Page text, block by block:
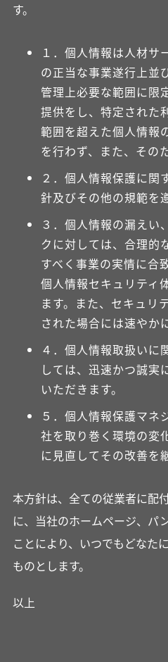
す。
１．個人情報は人材サ
の正当な事業遂行上並
管理上必要な範囲に限
提供をし、特定された
範囲を超えた個人情報
を行わず、また、その
２．個人情報保護に関
針及びその他の規範を
３．個人情報の漏えい
クに対しては、合理的
すべく事業の実情に合
個人情報セキュリティ
ます。また、セキュリ
された場合には速やか
４．個人情報取扱いに
しては、迅速かつ誠実
いただきます。
５．個人情報保護マネ
社を取り巻く環境の変
に見直してその改善を
本方針は、全ての従業者に配
に、当社のホームページ、パ
ことにより、いつでもどなた
ものとします。
以上